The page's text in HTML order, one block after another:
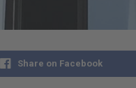
Share on Facebook